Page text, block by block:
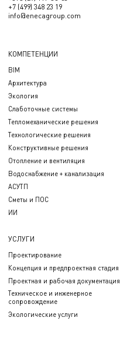
+7 (499) 348 23 19
info@enecagroup.com
КОМПЕТЕНЦИИ
BIM
Архитектура
Экология
Слаботочные системы
Тепломеханические решения
Технологические решения
Конструктивные решения
Отопление и вентиляция
Водоснабжение + канализация
АСУТП
Сметы и ПОС
ИИ
УСЛУГИ
Проектирование
Концепция и предпроектная стадия
Проектная и рабочая документация
Техническое и инженерное
сопровождение
Экологические услуги